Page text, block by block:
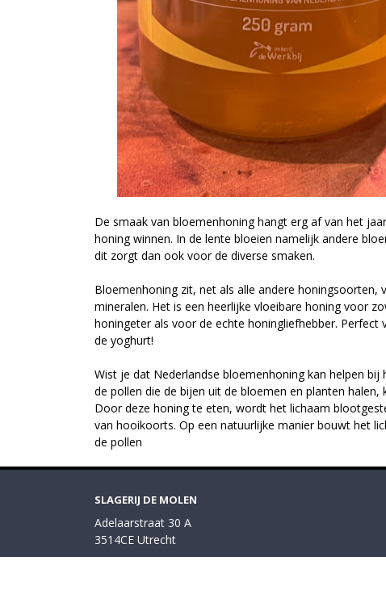
De smaak van bloemenhoning hangt erg af van het
honing winnen. In de lente bloeien namelijk andere
dit zorgt dan ook voor de diverse smaken.
Bloemenhoning zit, net als alle andere honingsoorten,
mineralen. Het is een heerlijke vloeibare honing voor
honingeter als voor de echte honingliefhebber. Perfect
de yoghurt!
Wist je dat Nederlandse bloemenhoning kan helpen bij
de pollen die de bijen uit de bloemen en planten
Door deze honing te eten, wordt het lichaam
van hooikoorts. Op een natuurlijke manier bouwt het
de pollen
SLAGERIJ DE MOLEN
Adelaarstraat 30 A
3514CE Utrecht